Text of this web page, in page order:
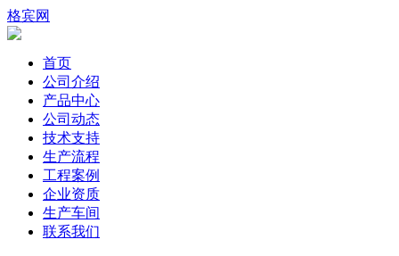
格宾网
首页
公司介绍
产品中心
公司动态
技术支持
生产流程
工程案例
企业资质
生产车间
联系我们